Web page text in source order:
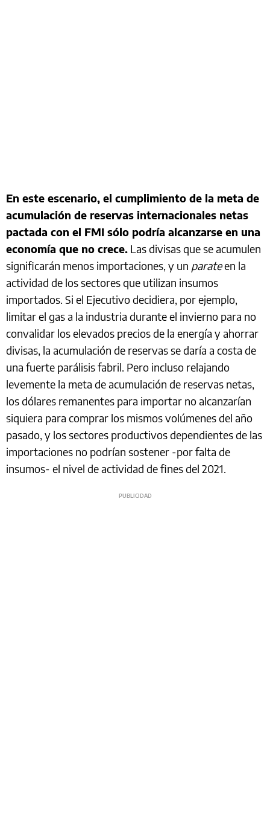
En este escenario, el cumplimiento de la meta de
acumulación de reservas internacionales netas
pactada con el FMI sólo podría alcanzarse en una
economía que no crece. Las divisas que se acumulen
significarán menos importaciones, y un parateen la
actividad de los sectores que utilizan insumos
importados. Si el Ejecutivo decidiera, por ejemplo,
limitar el gas a la industria durante el invierno para no
convalidar los elevados precios de la energía y ahorrar
divisas, la acumulación de reservas se daría a costa de
una fuerte parálisis fabril. Pero incluso relajando
levemente la meta de acumulación de reservas netas,
los dólares remanentes para importar no alcanzarían
siquiera para comprar los mismos volúmenes del año
pasado, y los sectores productivos dependientes de las
importaciones no podrían sostener -por falta de
insumos- el nivel de actividad de fines del 2021.